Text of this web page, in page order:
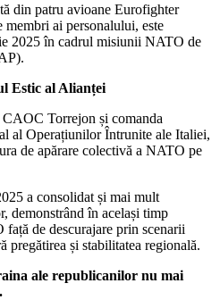
din patru avioane Eurofighter
ai personalului, este
2025 în cadrul misiunii NATO de
Estic al Alianței
Torrejon și comanda
al Operațiunilor Întrunite ale Italiei,
de apărare colectivă a NATO pe
a consolidat și mai mult
demonstrând în același timp
de descurajare prin scenarii
pregătirea și stabilitatea regională.
ale republicanilor nu mai